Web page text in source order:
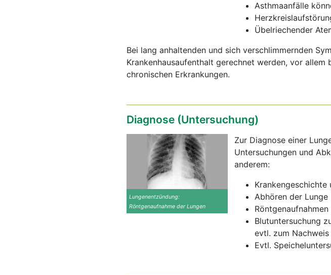
Asthmaanfälle
Übelriechender
Bei lang anhaltenden und sich verschlimmernden
Krankenhausaufenthalt gerechnet werden, vor
chronischen Erkrankungen.
Diagnose (Untersuchung)
Lungenentzündung:
Röntgenaufnahme der Lungen
Zur Diagnose einer
Untersuchungen und
anderem:
Krankengeschichte
Abhören der
Blutuntersuchung
evtl. zum
Evtl.